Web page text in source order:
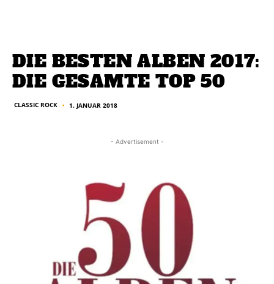
DIE BESTEN ALBEN 2017:
DIE GESAMTE TOP 50
CLASSIC ROCK ■ 1. JANUAR 2018
- Advertisement -